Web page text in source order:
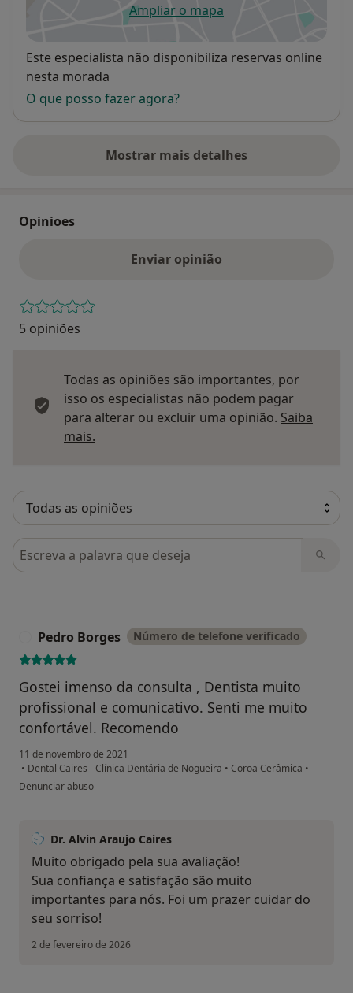
Ampliar o mapaabre num novo separador
Disponibilidade
Este especialista não disponibiliza reservas online
nesta morada
O que posso fazer agora?
Mostrar mais detalhes
sobre o endereço
Opinioes
Enviar opinião
5 opiniões
Todas as opiniões são importantes, por
isso os especialistas não podem pagar
para alterar ou excluir uma opinião. Saiba
mais.
Pesquisar em opiniões
Pedro Borges Número de telefone verificado
Gostei imenso da consulta , Dentista muito
profissional e comunicativo. Senti me muito
confortável. Recomendo
11 de novembro de 2021
• Dental Caires - Clínica Dentária de Nogueira • Coroa Cerâmica •
na opinião do utilizador Pedro Borges
Denunciar abuso
Dr. Alvin Araujo Caires
Muito obrigado pela sua avaliação!
Sua confiança e satisfação são muito
importantes para nós. Foi um prazer cuidar do
seu sorriso!
2 de fevereiro de 2026